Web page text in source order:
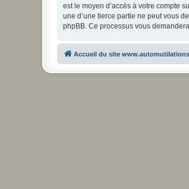
est le moyen d’accès à votre compte
une d’une tierce partie ne peut vous
phpBB. Ce processus vous
Accueil du site